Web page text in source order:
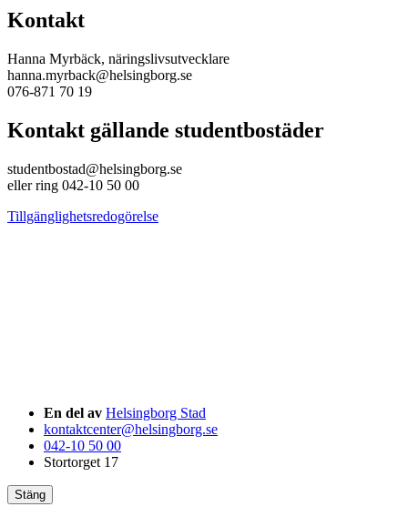
Kontakt
Hanna Myrbäck, näringslivsutvecklare
hanna.myrback@helsingborg.se
076-871 70 19
Kontakt gällande studentbostäder
studentbostad@helsingborg.se
eller ring 042-10 50 00
Tillgänglighetsredogörelse
En del av Helsingborg Stad
kontaktcenter@helsingborg.se
042-10 50 00
Stortorget 17
Stäng